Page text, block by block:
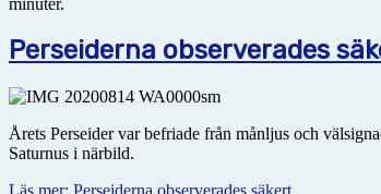
Perseiderna observerades
Årets Perseider var befriade från månljus och
Saturnus i närbild.